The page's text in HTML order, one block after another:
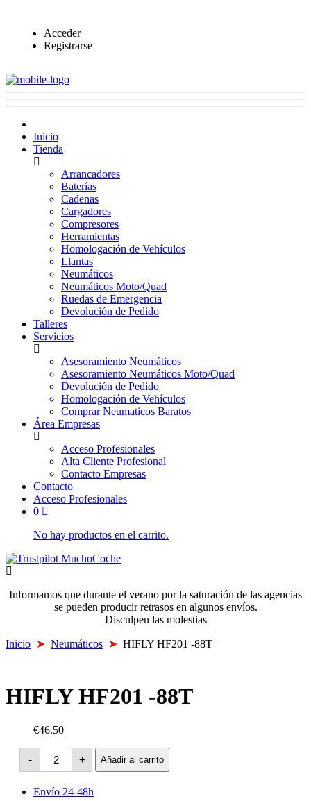
Acceder
Registrarse
Inicio
Tienda
Arrancadores
Baterías
Cadenas
Cargadores
Compresores
Herramientas
Homologación de Vehículos
Llantas
Neumáticos
Neumáticos Moto/Quad
Ruedas de Emergencia
Devolución de Pedido
Talleres
Servicios
Asesoramiento Neumáticos
Asesoramiento Neumáticos Moto/Quad
Devolución de Pedido
Homologación de Vehículos
Comprar Neumaticos Baratos
Área Empresas
Acceso Profesionales
Alta Cliente Profesional
Contacto Empresas
Contacto
Acceso Profesionales
0
No hay productos en el carrito.
Informamos que durante el verano por la saturación de las agencias
se pueden producir retrasos en algunos envíos.
Disculpen las molestias
Inicio ➤ Neumáticos ➤ HIFLY HF201 -88T
HIFLY HF201 -88T
€46.50
-
HIFLY
HF201
-88T
cantidad
+ Añadir al carrito
Envío 24-48h